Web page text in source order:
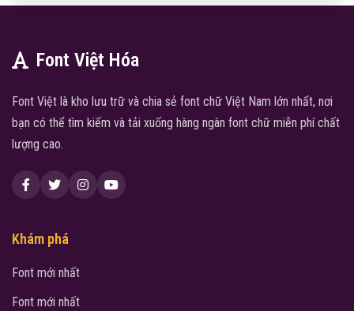
Font Việt Hóa
Font Việt là kho lưu trữ và chia sẻ font chữ Việt Nam lớn nhất, nơi
bạn có thể tìm kiếm và tải xuống hàng ngàn font chữ miễn phí chất
lượng cao.
Khám phá
Font mới nhất
Font mới nhất